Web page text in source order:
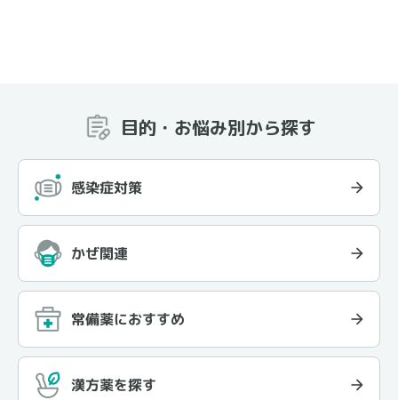
目的・お悩み別から探す
感染症対策
かぜ関連
常備薬におすすめ
漢方薬を探す